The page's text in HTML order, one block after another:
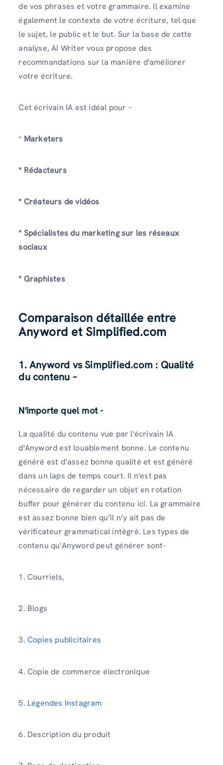
de vos phrases et votre grammaire. Il examine
également le contexte de votre écriture, tel que
le sujet, le public et le but. Sur la base de cette
analyse, AI Writer vous propose des
recommandations sur la manière d'améliorer
votre écriture.
Cet écrivain IA est idéal pour –
* Marketers
* Rédacteurs
* Créateurs de vidéos
* Spécialistes du marketing sur les réseaux
sociaux
* Graphistes
Comparaison détaillée entre
Anyword et Simplified.com
1. Anyword vs Simplified.com : Qualité
du contenu –
N'importe quel mot -
La qualité du contenu vue par l'écrivain IA
d'Anyword est louablement bonne. Le contenu
généré est d’assez bonne qualité et est généré
dans un laps de temps court. Il n'est pas
nécessaire de regarder un objet en rotation
buffer pour générer du contenu ici. La grammaire
est assez bonne bien qu’il n’y ait pas de
vérificateur grammatical intégré. Les types de
contenu qu'Anyword peut générer sont-
1. Courriels,
2. Blogs
3. Copies publicitaires
4. Copie de commerce électronique
5. Légendes Instagram
6. Description du produit